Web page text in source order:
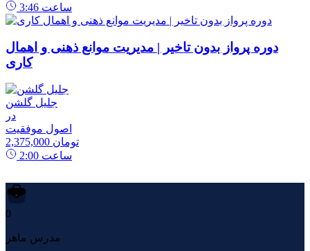
3:46 ساعت
دوره پرواز بدون تاخیر | مدیریت موانع ذهنی و اهمال
کاری
جلیل گلشن
در
اصول موفقیت
2,375,000 تومان
2:00 ساعت
0
مدرس ماهر